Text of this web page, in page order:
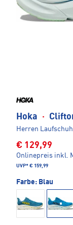
Hoka ·
Herren
€ 129,99
Onlinepreis inkl.
UVP* € 159,99
Farbe: Blau